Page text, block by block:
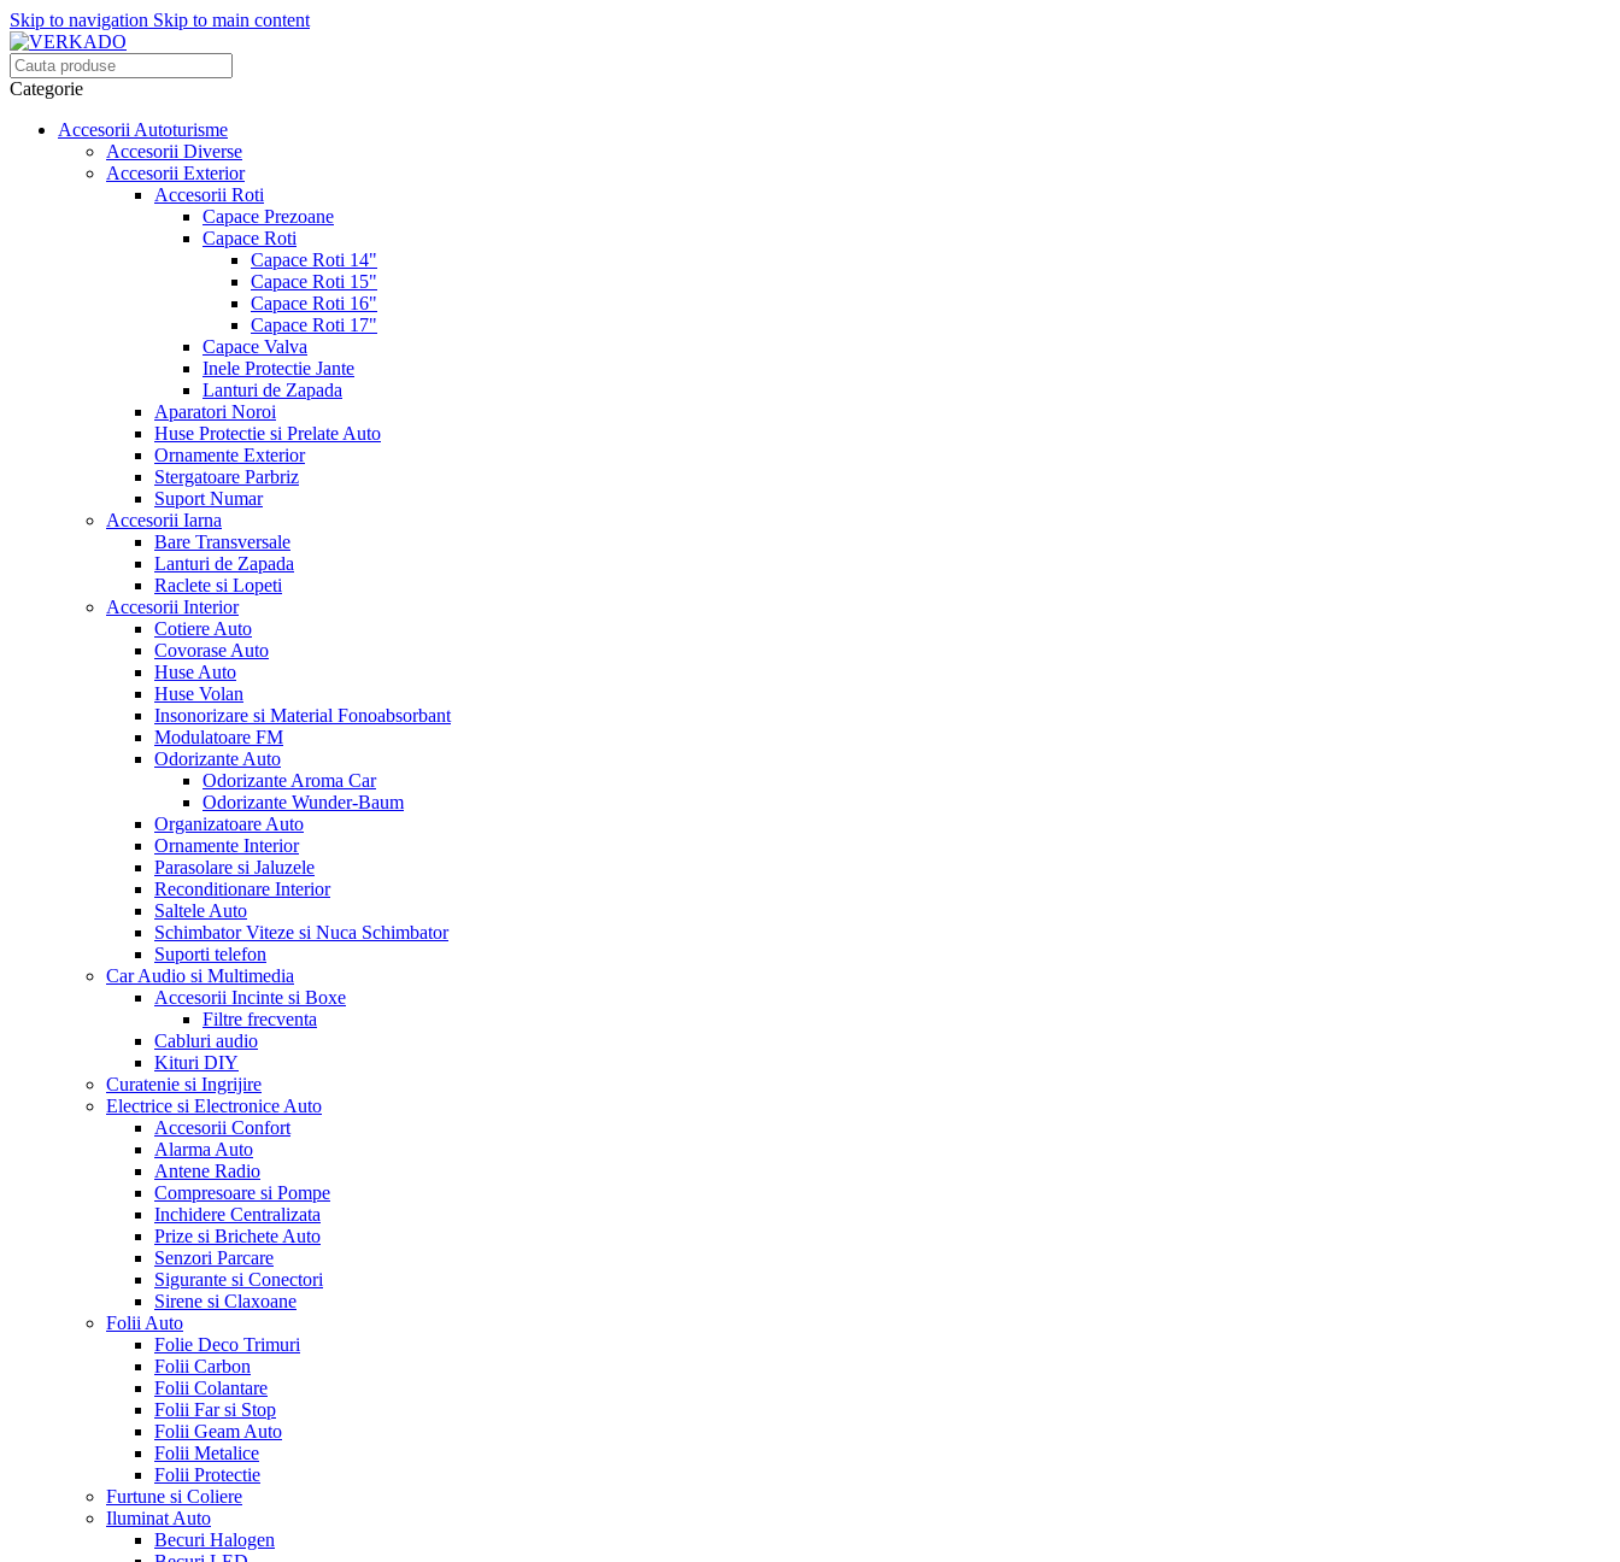
Skip to navigation Skip to main content
Categorie
Accesorii Autoturisme
Accesorii Diverse
Accesorii Exterior
Accesorii Roti
Capace Prezoane
Capace Roti
Capace Roti 14"
Capace Roti 15"
Capace Roti 16"
Capace Roti 17"
Capace Valva
Inele Protectie Jante
Lanturi de Zapada
Aparatori Noroi
Huse Protectie si Prelate Auto
Ornamente Exterior
Stergatoare Parbriz
Suport Numar
Accesorii Iarna
Bare Transversale
Lanturi de Zapada
Raclete si Lopeti
Accesorii Interior
Cotiere Auto
Covorase Auto
Huse Auto
Huse Volan
Insonorizare si Material Fonoabsorbant
Modulatoare FM
Odorizante Auto
Odorizante Aroma Car
Odorizante Wunder-Baum
Organizatoare Auto
Ornamente Interior
Parasolare si Jaluzele
Reconditionare Interior
Saltele Auto
Schimbator Viteze si Nuca Schimbator
Suporti telefon
Car Audio si Multimedia
Accesorii Incinte si Boxe
Filtre frecventa
Cabluri audio
Kituri DIY
Curatenie si Ingrijire
Electrice si Electronice Auto
Accesorii Confort
Alarma Auto
Antene Radio
Compresoare si Pompe
Inchidere Centralizata
Prize si Brichete Auto
Senzori Parcare
Sigurante si Conectori
Sirene si Claxoane
Folii Auto
Folie Deco Trimuri
Folii Carbon
Folii Colantare
Folii Far si Stop
Folii Geam Auto
Folii Metalice
Folii Protectie
Furtune si Coliere
Iluminat Auto
Becuri Halogen